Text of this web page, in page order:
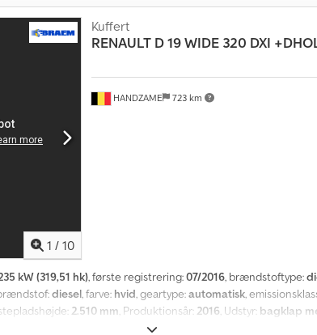
1 / 10
HANDZAME 723 km
Kuffert
RENAULT D 19 WIDE 320 DXI
kW (319,51 hk), første registrering:07/2016, brændstoftype:
diesel, farve: hvid, geartype:automatisk,
2.510 mm, Produktionsår: 2016, Udstyr: bagklap
Djdpfsw Ig Nmsx Abhock Bagaksel: dobbeltmonterede hjul;